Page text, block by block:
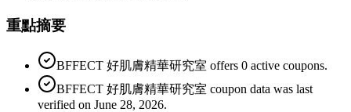
重點摘要
BFFECT 好肌膚精華研究室 offers 0 active coupons.
BFFECT 好肌膚精華研究室 coupon data was last
verified on June 28, 2026.